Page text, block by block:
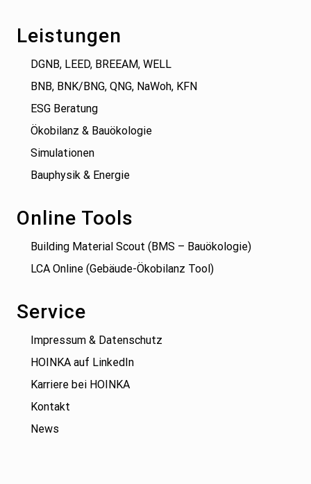
Leistungen
DGNB, LEED, BREEAM, WELL
BNB, BNK/BNG, QNG, NaWoh, KFN
ESG Beratung
Ökobilanz & Bauökologie
Simulationen
Bauphysik & Energie
Online Tools
Building Material Scout (BMS – Bauökologie)
LCA Online (Gebäude-Ökobilanz Tool)
Service
Impressum & Datenschutz
HOINKA auf LinkedIn
Karriere bei HOINKA
Kontakt
News